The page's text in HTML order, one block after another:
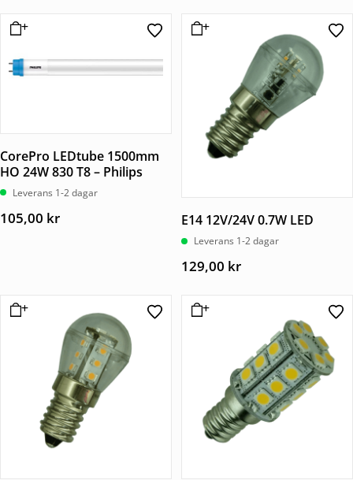
CorePro LEDtube 1500mm
HO 24W 830 T8 – Philips
Leverans 1-2 dagar
105,00 kr E14 12V/24V 0.7W LED
Leverans 1-2 dagar
129,00 kr